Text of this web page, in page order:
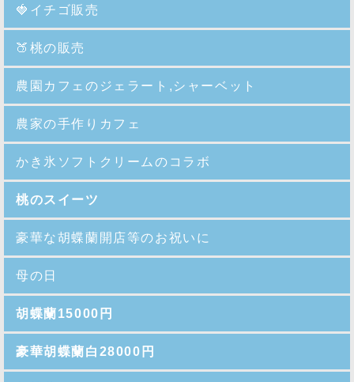
🍓イチゴ販売
🍑 桃の販売
農園カフェのジェラート,シャーベット
農家の手作りカフェ
かき氷ソフトクリームのコラボ
桃のスイーツ
豪華な胡蝶蘭開店等のお祝いに
母の日
胡蝶蘭15000円
豪華胡蝶蘭白28000円